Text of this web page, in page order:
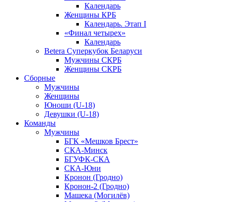
Календарь
Женщины КРБ
Календарь. Этап I
«Финал четырех»
Календарь
Betera Суперкубок Беларуси
Мужчины СКРБ
Женщины СКРБ
Сборные
Мужчины
Женщины
Юноши (U-18)
Девушки (U-18)
Команды
Мужчины
БГК «Мешков Брест»
СКА-Минск
БГУФК-СКА
СКА-Юни
Кронон (Гродно)
Кронон-2 (Гродно)
Машека (Могилёв)